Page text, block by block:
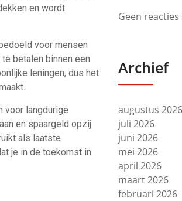
en wordt
voor mensen
betalen binnen een
leningen, dus het
voor langdurige
en spaargeld opzij
als laatste
je in de toekomst in
Geen
Archief
augustus 2026
juli 2026
juni 2026
mei 2026
april 2026
maart 2026
februari 2026